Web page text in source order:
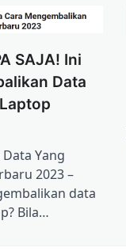
SAJA! Ini
Dаtа
Yаng
2023 –
data
Bіlа…